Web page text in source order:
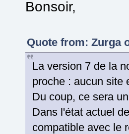
Bonsoir,
Quote from: Zurga
La version 7 de la
proche : aucun site
Du coup, ce sera
Dans l'état actuel
compatible avec le